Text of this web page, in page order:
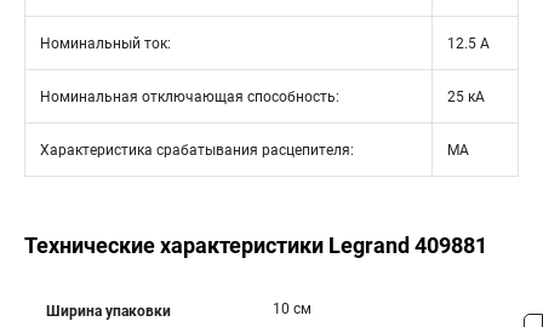
Номинальный ток: 12.5 А
Номинальная отключающая способность: 25 кА
Характеристика срабатывания расцепителя: MA
Технические характеристики Legrand 409881
Ширина упаковки 10 см